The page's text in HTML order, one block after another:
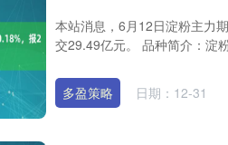
本站消息，6月12日淀粉主力
交29.49亿元。 品种简介：淀
多盈策略 日期：12-31